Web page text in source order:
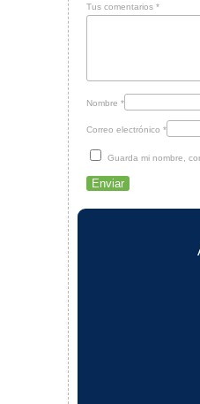
Tus comentarios*
Nombre*
Correo electrónico*
Guarda mi nombre,